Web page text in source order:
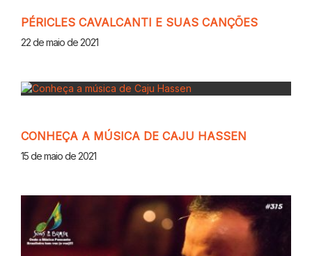
PÉRICLES CAVALCANTI E SUAS CANÇÕES
22 de maio de 2021
CONHEÇA A MÚSICA DE CAJU HASSEN
15 de maio de 2021